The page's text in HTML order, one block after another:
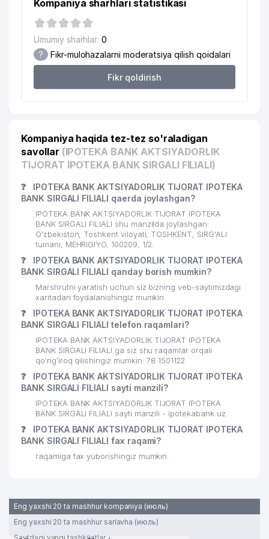
20 JASSUR TIBBIYOT MChJ
21
KORXONASI
22 DOCTOR MEGA DENT MChJ 292 м
23
O'ZBEKISTON RESPUBLIKASI
TASHQI IQTISODIY FAOLIYAT MILLIY
307 м
24
REAL ESTATE STRONG PARTNERS
MChJ
309 м
26
SHAXOB HIMOYA ADVOKATLIK
27 EXCLUSIVE DIAMOND BLINDS MChJ 314 м
28
TADBIRKOR
326 м
29 ORIGINAL ART PRODUCTION MChJ 329 м
30
SERGELI TUMANI 1-chi NOTARIAL
IDORASI
330 м
31 EVRIKA KREDIT MChJ
NARPAY KOMMUNAL SERVIS UY-
JOY MULK SHIRKATI
332 м
33 ATS №251/215 335 м
IRBIS SERVIS XUSUSIY KORXONASI 335 м
35 TARJIMA MARKAZI MChJ
37 SERGELI TUMANI MA'MURIY SUDI 359 м
38 EMA CHINA TEXNIKA SERVICE MChJ
Kompaniya sharhlari statistikasi
Umumiy sharhlar: 0
? Fikr-mulohazalarni moderatsiya qilish qoidalari
Fikr qoldirish
Kompaniya haqida tez-tez so'raladigan
savollar (IPOTEKA BANK AKTSIYADORLIK
TIJORAT IPOTEKA BANK SIRGALI FILIALI)
❓
IPOTEKA BANK AKTSIYADORLIK TIJORAT IPOTEKA
BANK SIRGALI FILIALI qaerda joylashgan?
IPOTEKA BANK AKTSIYADORLIK TIJORAT IPOTEKA
BANK SIRGALI FILIALI shu manzilda joylashgan:
O'zbekiston, Toshkent viloyati, TOSHKENT, SIRG'ALI
tumani, MEHRIGIYO, 100209, 1/2.
❓
IPOTEKA BANK AKTSIYADORLIK TIJORAT IPOTEKA
BANK SIRGALI FILIALI qanday borish mumkin?
Marshrutni yaratish uchun siz bizning veb-saytimizdagi
xaritadan foydalanishingiz mumkin
❓
IPOTEKA BANK AKTSIYADORLIK TIJORAT IPOTEKA
BANK SIRGALI FILIALI telefon raqamlari?
IPOTEKA BANK AKTSIYADORLIK TIJORAT IPOTEKA
BANK SIRGALI FILIALI ga siz shu raqamlar orqali
qo’ng’iroq qilishingiz mumkin: 78 1501122
❓
IPOTEKA BANK AKTSIYADORLIK TIJORAT IPOTEKA
BANK SIRGALI FILIALI sayti manzili?
IPOTEKA BANK AKTSIYADORLIK TIJORAT IPOTEKA
BANK SIRGALI FILIALI sayti manzili - ipotekabank.uz
❓
IPOTEKA BANK AKTSIYADORLIK TIJORAT IPOTEKA
BANK SIRGALI FILIALI fax raqami?
raqamiga fax yuborishingiz mumkin.
Eng yaxshi 20 ta mashhur kompaniya (июль)
Eng yaxshi 20 ta mashhur sarlavha (июль)